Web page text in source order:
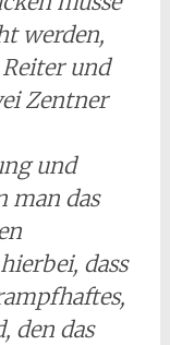
werden,
und
Zentner
und
man das
dass
den das